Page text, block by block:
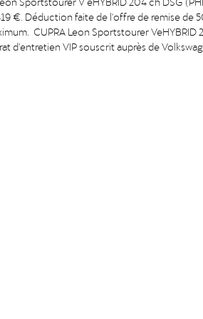
€. Déduction faite de l'offre de remise
CUPRA Leon Sportstourer
d'entretien VIP souscrit auprès de